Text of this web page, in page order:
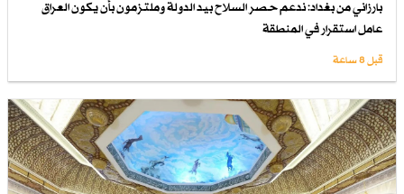
بارزاني من بغداد: ندعم حصر السلاح بيد الدولة وملتزمون بأن يكون العراق
عامل استقرار في المنطقة
قبل 8 ساعة